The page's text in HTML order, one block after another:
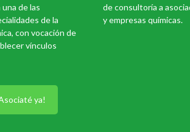
una de las
de la
con vocación de
vínculos
de consultoría a
y empresas químicas.
ya!